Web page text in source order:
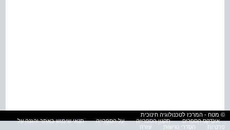
© מטח - המרכז לטכנולוגיה חינוכית
אינדקס הספרים
תקנון הספרייה על הספרייה
תנאי שימוש באתר והגנה על
פרטיות
הסדרי נגישות עזרה